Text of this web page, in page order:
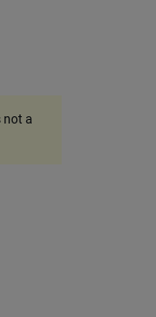
not a